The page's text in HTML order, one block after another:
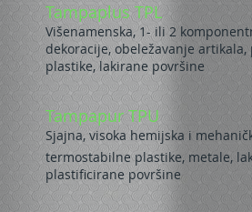
Tampaplus TPL
Višenamenska, 1- ili 2
dekoracije, obeležavanje
plastike, lakirane površine
Tampapur TPU
Sjajna, visoka hemijska i
termostabilne plastike, metale,
plastificirane površine